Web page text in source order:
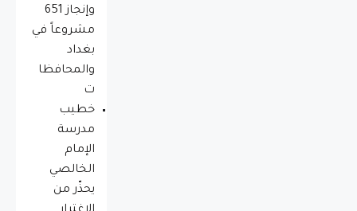
وإنجاز 651
مشروعاً في
بغداد
والمحافظا
ت
خطيب
مدرسة
الإمام
الخالصي
يحذّر من